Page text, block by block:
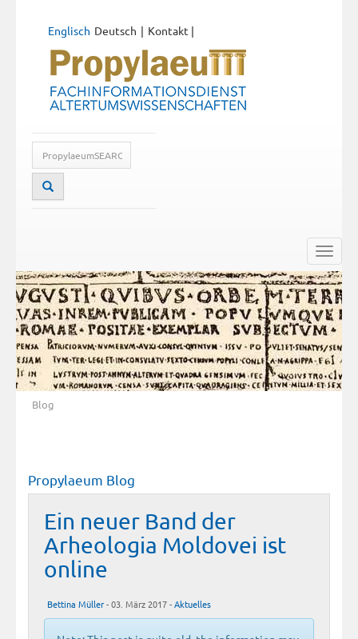
Deutsch
Englisch Kontakt |
Toggle
Blog
Propylaeum Blog
Ein neuer Band der
Arheologia Moldovei ist
online
Bettina Müller- 03. März 2017 -Aktuelles